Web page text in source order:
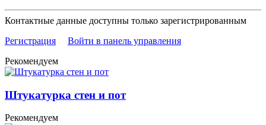
Контактные данные доступны только зарегистрированным
Регистрация
Войти в панель управления
Рекомендуем
Штукатурка стен и пот
Рекомендуем